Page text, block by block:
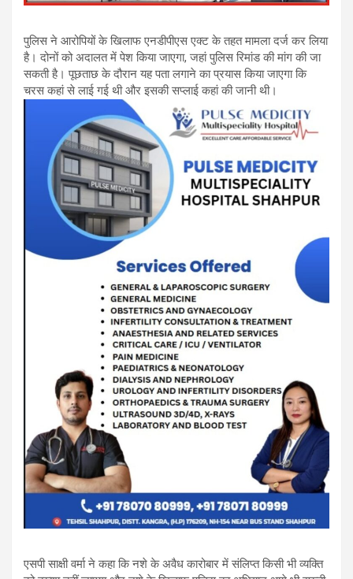
पुलिस ने आरोपियों के खिलाफ एनडीपीएस एक्ट के तहत मामला दर्ज कर लिया
है। दोनों को अदालत में पेश किया जाएगा, जहां पुलिस रिमांड की मांग की जा
सकती है। पूछताछ के दौरान यह पता लगाने का प्रयास किया जाएगा कि
चरस कहां से लाई गई थी और इसकी सप्लाई कहां की जानी थी।
एसपी साक्षी वर्मा ने कहा कि नशे के अवैध कारोबार में संलिप्त किसी भी व्यक्ति